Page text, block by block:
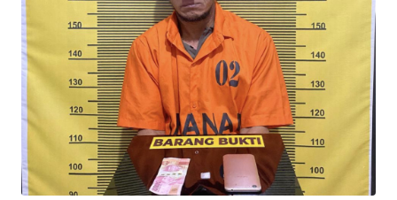
Informasi
INDEKS
BERITA
KONTAK
INFO